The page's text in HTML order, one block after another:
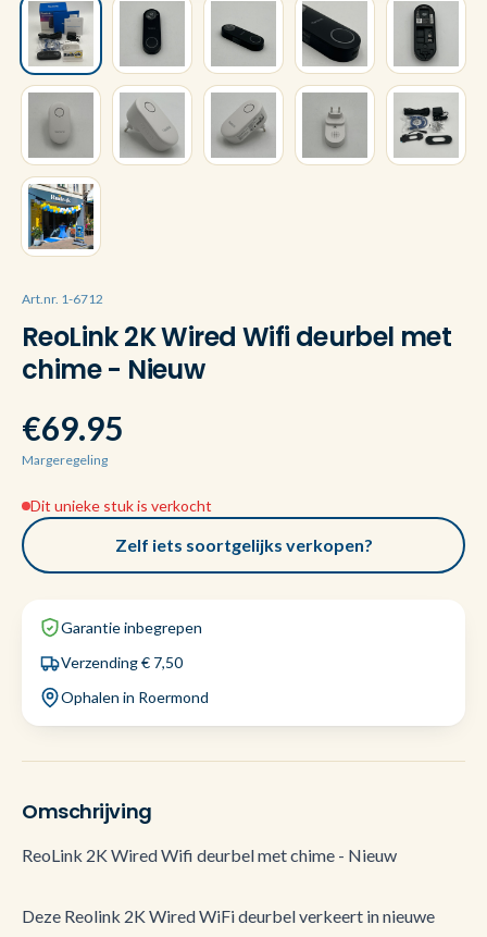
Art.nr. 1-6712
ReoLink 2K Wired Wifi deurbel met
chime - Nieuw
€69.95
Margeregeling
Dit unieke stuk is verkocht
Zelf iets soortgelijks verkopen?
Garantie inbegrepen
Verzending € 7,50
Ophalen in Roermond
Omschrijving
ReoLink 2K Wired Wifi deurbel met chime - Nieuw
Deze Reolink 2K Wired WiFi deurbel verkeert in nieuwe